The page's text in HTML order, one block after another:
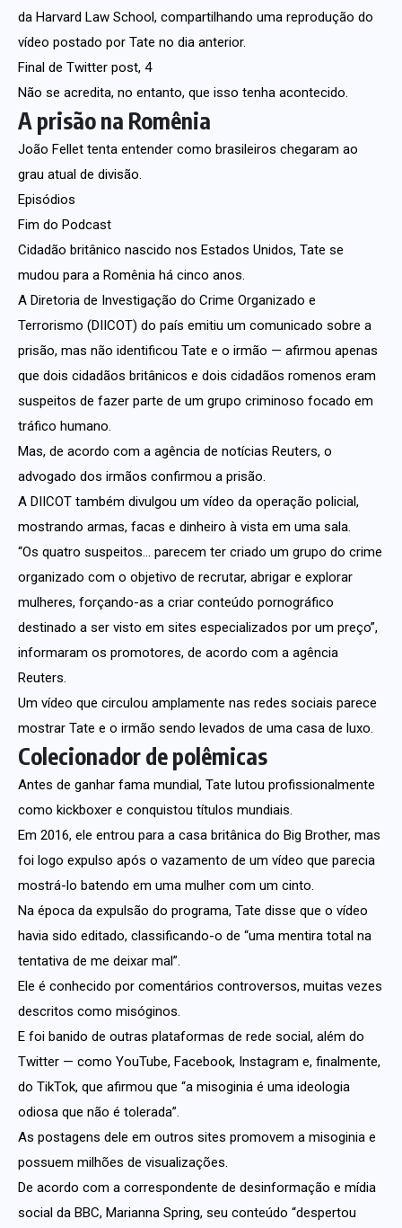
da Harvard Law School, compartilhando uma reprodução do
vídeo postado por Tate no dia anterior.
Final de Twitter post, 4
Não se acredita, no entanto, que isso tenha acontecido.
A prisão na Romênia
João Fellet tenta entender como brasileiros chegaram ao
grau atual de divisão.
Episódios
Fim do Podcast
Cidadão britânico nascido nos Estados Unidos, Tate se
mudou para a Romênia há cinco anos.
A Diretoria de Investigação do Crime Organizado e
Terrorismo (DIICOT) do país emitiu um comunicado sobre a
prisão, mas não identificou Tate e o irmão — afirmou apenas
que dois cidadãos britânicos e dois cidadãos romenos eram
suspeitos de fazer parte de um grupo criminoso focado em
tráfico humano.
Mas, de acordo com a agência de notícias Reuters, o
advogado dos irmãos confirmou a prisão.
A DIICOT também divulgou um vídeo da operação policial,
mostrando armas, facas e dinheiro à vista em uma sala.
“Os quatro suspeitos… parecem ter criado um grupo do crime
organizado com o objetivo de recrutar, abrigar e explorar
mulheres, forçando-as a criar conteúdo pornográfico
destinado a ser visto em sites especializados por um preço”,
informaram os promotores, de acordo com a agência
Reuters.
Um vídeo que circulou amplamente nas redes sociais parece
mostrar Tate e o irmão sendo levados de uma casa de luxo.
Colecionador de polêmicas
Antes de ganhar fama mundial, Tate lutou profissionalmente
como kickboxer e conquistou títulos mundiais.
Em 2016, ele entrou para a casa britânica do Big Brother, mas
foi logo expulso após o vazamento de um vídeo que parecia
mostrá-lo batendo em uma mulher com um cinto.
Na época da expulsão do programa, Tate disse que o vídeo
havia sido editado, classificando-o de “uma mentira total na
tentativa de me deixar mal”.
Ele é conhecido por comentários controversos, muitas vezes
descritos como misóginos.
E foi banido de outras plataformas de rede social, além do
Twitter — como YouTube, Facebook, Instagram e, finalmente,
do TikTok, que afirmou que “a misoginia é uma ideologia
odiosa que não é tolerada”.
As postagens dele em outros sites promovem a misoginia e
possuem milhões de visualizações.
De acordo com a correspondente de desinformação e mídia
social da BBC, Marianna Spring, seu conteúdo “despertou